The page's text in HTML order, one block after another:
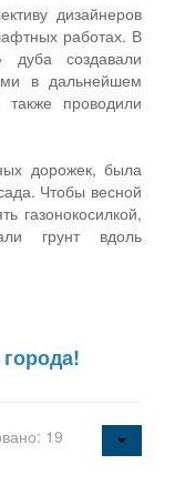
дизайнеров
работах. В
дуба создавали
в дальнейшем
проводили
дорожек, была
Чтобы весной
газонокосилкой,
грунт вдоль
19